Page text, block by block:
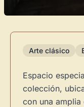
Arte clásico
Espacio
colección,
con una